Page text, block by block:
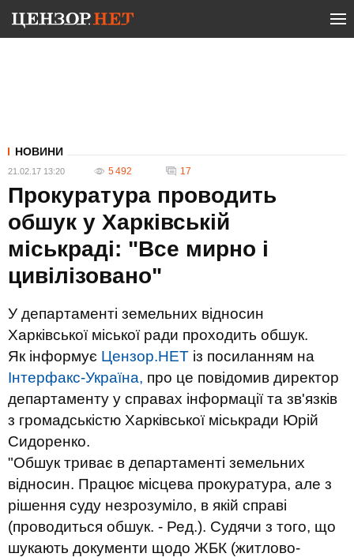
НОВИНИ
21.02.17 13:20 5 492 17
Прокуратура проводить
обшук у Харківській
міськраді: "Все мирно і
цивілізовано"
У департаменті земельних відносин
Харківської міської ради проходить обшук.
Як інформує Цензор.НЕТ із посиланням на
Інтерфакс-Україна, про це повідомив директор
департаменту у справах інформації та зв'язків
з громадськістю Харківської міськради Юрій
Сидоренко.
"Обшук триває в департаменті земельних
відносин. Працює місцева прокуратура, але з
рішення суду незрозуміло, в якій справі
(проводиться обшук. - Ред.). Судячи з того, що
шукають документи щодо ЖБК (житлово-